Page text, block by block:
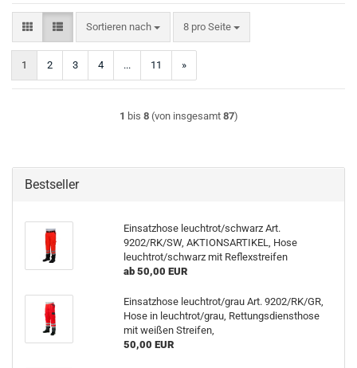
Sortieren nach
Sortieren nach 8 pro Seite
pro Seite
1 2 3 4 ... 11 »
1 bis 8(von insgesamt 87)
Bestseller
Einsatzhose leuchtrot/schwarz Art.
9202/RK/SW, AKTIONSARTIKEL, Hose
leuchtrot/schwarz mit Reflexstreifen
ab 50,00 EUR
Einsatzhose leuchtrot/grau Art. 9202/RK/GR,
Hose in leuchtrot/grau, Rettungsdiensthose
mit weißen Streifen,
50,00 EUR